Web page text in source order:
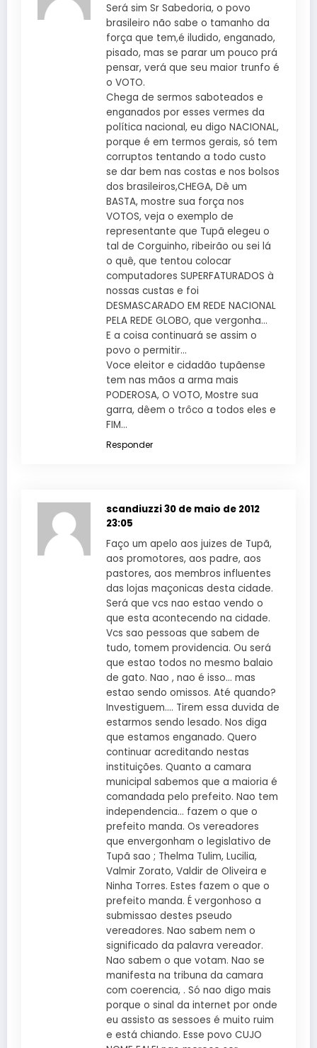
Será sim Sr Sabedoria, o povo
brasileiro não sabe o tamanho da
força que tem,é iludido, enganado,
pisado, mas se parar um pouco prá
pensar, verá que seu maior trunfo é
o VOTO.
Chega de sermos saboteados e
enganados por esses vermes da
política nacional, eu digo NACIONAL,
porque é em termos gerais, só tem
corruptos tentando a todo custo
se dar bem nas costas e nos bolsos
dos brasileiros,CHEGA, Dê um
BASTA, mostre sua força nos
VOTOS, veja o exemplo de
representante que Tupã elegeu o
tal de Corguinho, ribeirão ou sei lá
o quê, que tentou colocar
computadores SUPERFATURADOS à
nossas custas e foi
DESMASCARADO EM REDE NACIONAL
PELA REDE GLOBO, que vergonha…
E a coisa continuará se assim o
povo o permitir…
Voce eleitor e cidadão tupãense
tem nas mãos a arma mais
PODEROSA, O VOTO, Mostre sua
garra, dêem o trôco a todos eles e
FIM…
Responder
scandiuzzi30 de maio de 2012
23:05
Faço um apelo aos juizes de Tupã,
aos promotores, aos padre, aos
pastores, aos membros influentes
das lojas maçonicas desta cidade.
Será que vcs nao estao vendo o
que esta acontecendo na cidade.
Vcs sao pessoas que sabem de
tudo, tomem providencia. Ou será
que estao todos no mesmo balaio
de gato. Nao , nao é isso… mas
estao sendo omissos. Até quando?
Investiguem…. Tirem essa duvida de
estarmos sendo lesado. Nos diga
que estamos enganado. Quero
continuar acreditando nestas
instituições. Quanto a camara
municipal sabemos que a maioria é
comandada pelo prefeito. Nao tem
independencia… fazem o que o
prefeito manda. Os vereadores
que envergonham o legislativo de
Tupã sao ; Thelma Tulim, Lucilia,
Valmir Zorato, Valdir de Oliveira e
Ninha Torres. Estes fazem o que o
prefeito manda. É vergonhoso a
submissao destes pseudo
vereadores. Nao sabem nem o
significado da palavra vereador.
Nao sabem o que votam. Nao se
manifesta na tribuna da camara
com coerencia, . Só nao digo mais
porque o sinal da internet por onde
eu assisto as sessoes é muito ruim
e está chiando. Esse povo CUJO